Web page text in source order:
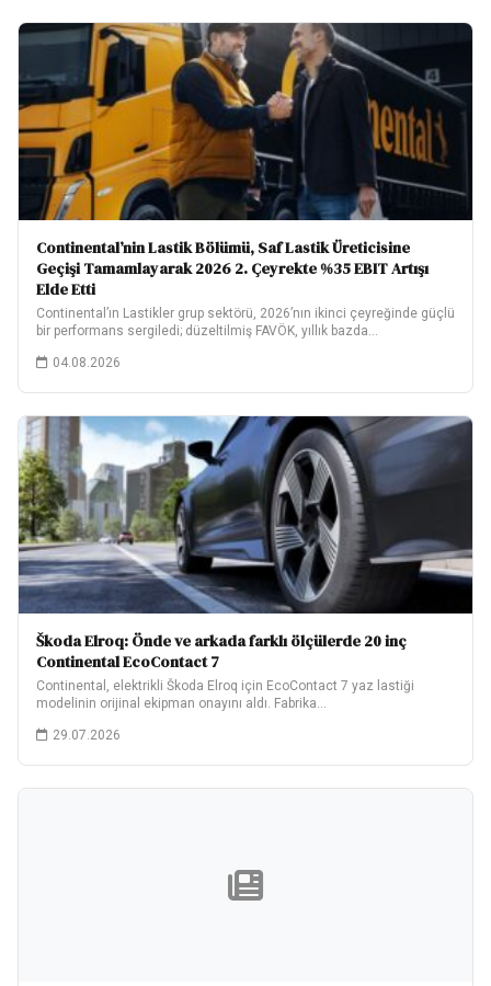
Continental’nin Lastik Bölümü, Saf Lastik Üreticisine
Geçişi Tamamlayarak 2026 2. Çeyrekte %35 EBIT Artışı
Elde Etti
Continental’ın Lastikler grup sektörü, 2026’nın ikinci çeyreğinde güçlü
bir performans sergiledi; düzeltilmiş FAVÖK, yıllık bazda…
04.08.2026
Škoda Elroq: Önde ve arkada farklı ölçülerde 20 inç
Continental EcoContact 7
Continental, elektrikli Škoda Elroq için EcoContact 7 yaz lastiği
modelinin orijinal ekipman onayını aldı. Fabrika…
29.07.2026